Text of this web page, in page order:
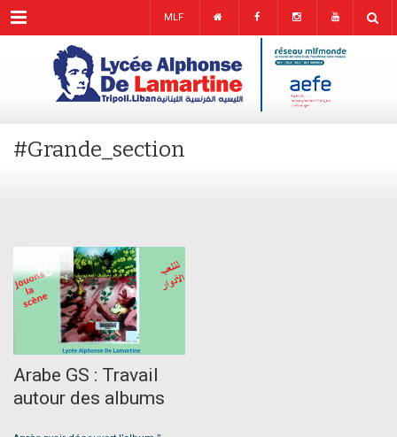
Menu MLF
#Grande_section
10
Arabe GS : Travail
autour des albums